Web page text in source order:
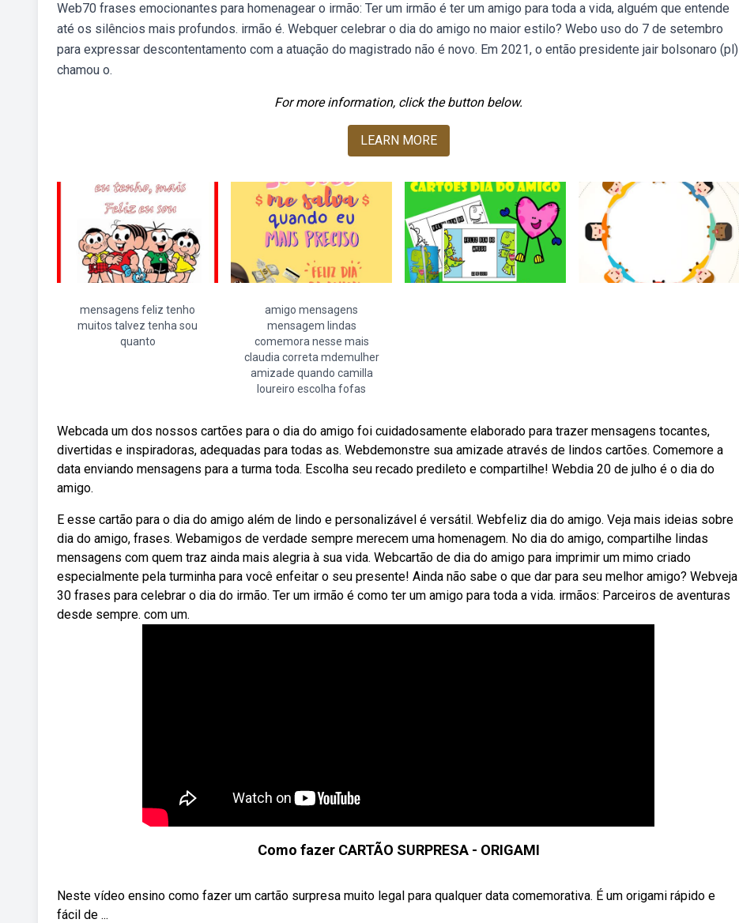
Web70 frases emocionantes para homenagear o irmão: Ter um irmão é ter um amigo para toda a vida, alguém que entende
até os silêncios mais profundos. irmão é. Webquer celebrar o dia do amigo no maior estilo? Webo uso do 7 de setembro
para expressar descontentamento com a atuação do magistrado não é novo. Em 2021, o então presidente jair bolsonaro (pl)
chamou o.
For more information, click the button below.
LEARN MORE
mensagens feliz tenho
muitos talvez tenha sou
quanto
amigo mensagens
mensagem lindas
comemora nesse mais
claudia correta mdemulher
amizade quando camilla
loureiro escolha fofas
Webcada um dos nossos cartões para o dia do amigo foi cuidadosamente elaborado para trazer mensagens tocantes,
divertidas e inspiradoras, adequadas para todas as. Webdemonstre sua amizade através de lindos cartões. Comemore a
data enviando mensagens para a turma toda. Escolha seu recado predileto e compartilhe! Webdia 20 de julho é o dia do
amigo.
E esse cartão para o dia do amigo além de lindo e personalizável é versátil. Webfeliz dia do amigo. Veja mais ideias sobre
dia do amigo, frases. Webamigos de verdade sempre merecem uma homenagem. No dia do amigo, compartilhe lindas
mensagens com quem traz ainda mais alegria à sua vida. Webcartão de dia do amigo para imprimir um mimo criado
especialmente pela turminha para você enfeitar o seu presente! Ainda não sabe o que dar para seu melhor amigo? Webveja
30 frases para celebrar o dia do irmão. Ter um irmão é como ter um amigo para toda a vida. irmãos: Parceiros de aventuras
desde sempre. com um.
Como fazer CARTÃO SURPRESA - ORIGAMI
Neste vídeo ensino como fazer um cartão surpresa muito legal para qualquer data comemorativa. É um origami rápido e
fácil de ...